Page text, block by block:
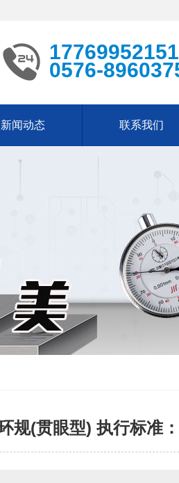
17769952151
0576-
新闻动态 联系我们
规(贯眼型) 执行标准